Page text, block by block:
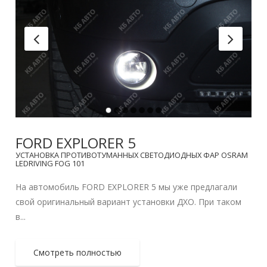
FORD EXPLORER 5
УСТАНОВКА ПРОТИВОТУМАННЫХ СВЕТОДИОДНЫХ ФАР OSRAM
LEDRIVING FOG 101
На автомобиль FORD EXPLORER 5 мы уже предлагали
свой оригинальный вариант установки ДХО. При таком
в...
Смотреть полностью